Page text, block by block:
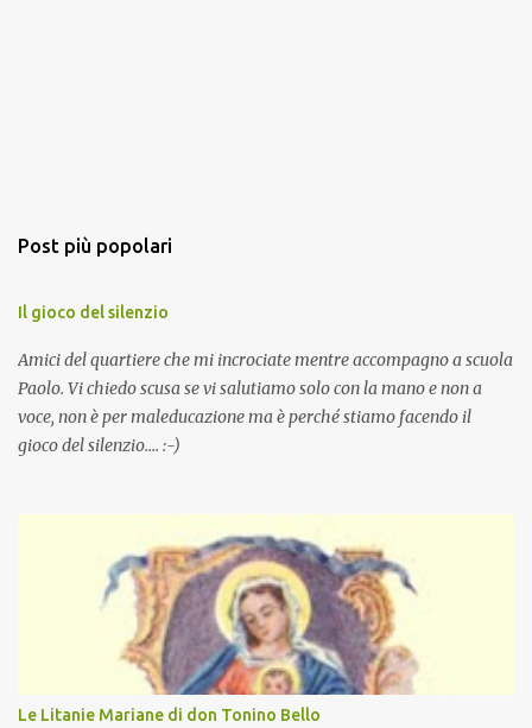
Post più popolari
Il gioco del silenzio
Amici del quartiere che mi incrociate mentre accompagno a scuola
Paolo. Vi chiedo scusa se vi salutiamo solo con la mano e non a
voce, non è per maleducazione ma è perché stiamo facendo il
gioco del silenzio.... :-)
Le Litanie Mariane di don Tonino Bello